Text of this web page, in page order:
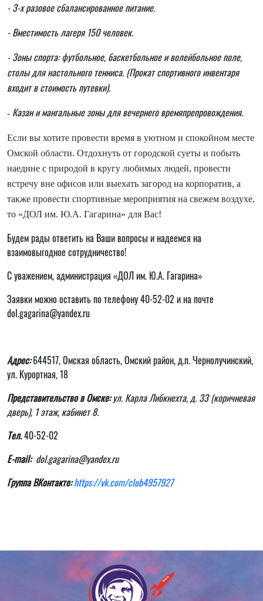
- 3-х разовое сбалансированное питание.
- Вместимость лагеря 150 человек.
- Зоны спорта: футбольное, баскетбольное и волейбольное поле,
столы для настольного тенниса. (Прокат спортивного инвентаря
входит в стоимость путевки).
- Казан и мангальные зоны для вечернего времяпрепровождения.
Если вы хотите провести время в уютном и спокойном месте
Омской области. Отдохнуть от городской суеты и побыть
наедине с природой в кругу любимых людей, провести
встречу вне офисов или выехать загород на корпоратив, а
также провести спортивные мероприятия на свежем воздухе,
то «ДОЛ им. Ю.А. Гагарина» для Вас!
Будем рады ответить на Ваши вопросы и надеемся на
взаимовыгодное сотрудничество!
С уважением, администрация «ДОЛ им. Ю.А. Гагарина»
Заявки можно оставить по телефону 40-52-02 и на почте
dol.gagarina@yandex.ru
Адрес:644517, Омская область, Омский район, д.п. Чернолучинский,
ул. Курортная, 18
Представительство в Омске:ул. Карла Либкнехта, д. 33 (коричневая
дверь), 1 этаж, кабинет 8.
Тел.40-52-02
E-mail: dol.gagarina@yandex.ru
Группа ВКонтакте: https://vk.com/club4957927